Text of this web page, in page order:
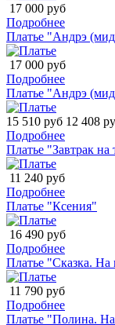
17 000 руб
Подробнее
Платье "Андрэ
17 000 руб
Подробнее
Платье "Андрэ
15 510 руб 12 408
Подробнее
Платье "Завтрак
11 240 руб
Подробнее
Платье "Ксения"
16 490 руб
Подробнее
Платье "Сказка. На
11 790 руб
Подробнее
Платье "Полина.